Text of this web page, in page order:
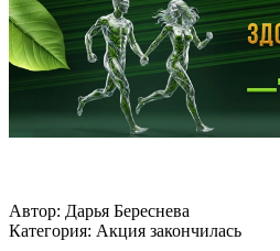
Автор: Дарья Береснева
Категория: Акция закончилась